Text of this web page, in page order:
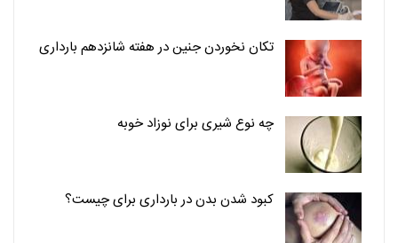
تکان نخوردن جنین در هفته شانزدهم بارداری
چه نوع شیری برای نوزاد خوبه
کبود شدن بدن در بارداری برای چیست؟